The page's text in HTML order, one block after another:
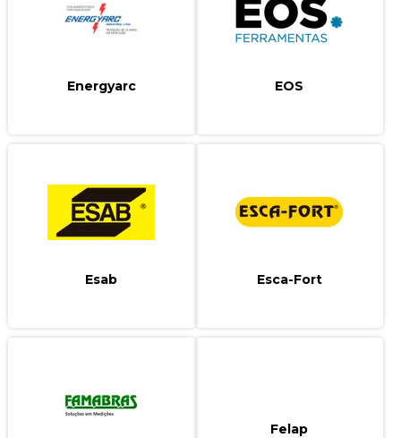
Energyarc EOS
Esab Esca-Fort
Felap